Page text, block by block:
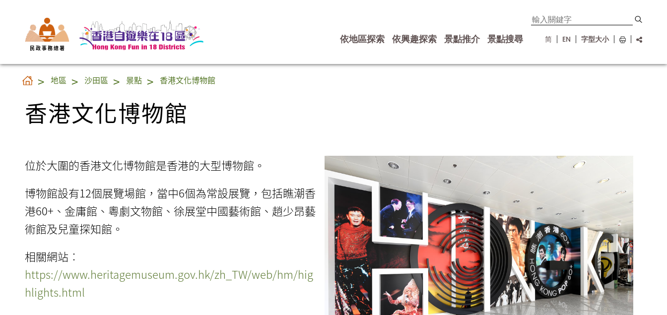
民 政 事 務 總 署
依地區探索 依興趣探索 景點推介 景點搜尋 简 EN 字型大小
香港文化博物館
地區 沙田區 景點 香港文化博物館
香港文化博物館
位於大圍的香港文化博物館是香港的大型博物館。
博物館設有12個展覽場館，當中6個為常設展覽，包括瞧潮香
港60+、金庸館、粵劇文物館、徐展堂中國藝術館、趙少昂藝
術館及兒童探知館。
相關網站︰
https://www.heritagemuseum.gov.hk/zh_TW/web/hm/hig
hlights.html